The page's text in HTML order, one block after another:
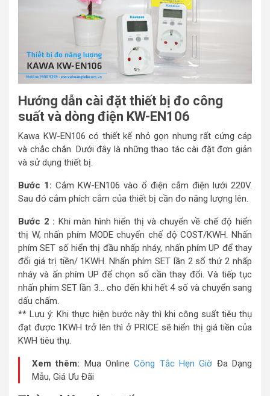
Hướng dẫn cài đặt thiết bị đo công
suất và dòng điện KW-EN106
Kawa KW-EN106 có thiết kế nhỏ gọn nhưng rất cứng cáp
và chắc chắn. Dưới đây là những thao tác cài đặt đơn giản
và sử dụng thiết bị.
Bước 1: Cắm KW-EN106 vào ổ điện cắm điện lưới 220V.
Sau đó cắm phích cắm của thiết bị cần đo năng lượng lên.
Bước 2 : Khi màn hình hiển thị và chuyển về chế độ hiển
thị W, nhấn phím MODE chuyển chế độ COST/KWH. Nhấn
phím SET số hiển thị đầu nhấp nháy, nhấn phím UP để thay
đổi giá trị tiền/ 1KWH. Nhấn phím SET lần 2 số thứ 2 nhấp
nháy và ấn phím UP để chọn số cần thay đổi. Và tiếp tục
nhấn phím SET lần 3… cho đến khi hết 4 số và chuyển sang
dấu chấm.
** Lưu ý: Khi thực hiện bước này thì khi công suất tiêu thụ
đạt được 1KWH trở lên thì ở PRICE sẽ hiển thị giá tiền của
KWH tiêu thụ.
Xem thêm: Mua OnlineCông Tắc Hẹn Giờ Đa Dạng
Mẫu, Giá Ưu Đãi